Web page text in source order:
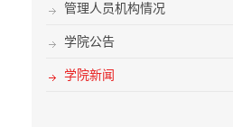
管理人员机构情况
学院公告
学院新闻